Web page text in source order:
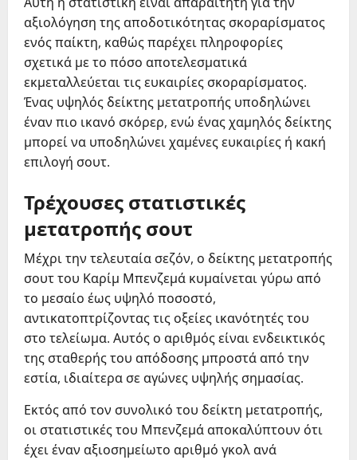
αξιολόγηση της αποδοτικότητας σκοραρίσματος
ενός παίκτη, καθώς παρέχει πληροφορίες
σχετικά με το πόσο αποτελεσματικά
εκμεταλλεύεται τις ευκαιρίες σκοραρίσματος.
Ένας υψηλός δείκτης μετατροπής υποδηλώνει
έναν πιο ικανό σκόρερ, ενώ ένας χαμηλός δείκτης
μπορεί να υποδηλώνει χαμένες ευκαιρίες ή κακή
επιλογή σουτ.
Τρέχουσες στατιστικές
μετατροπής σουτ
Μέχρι την τελευταία σεζόν, ο δείκτης μετατροπής
σουτ του Καρίμ Μπενζεμά κυμαίνεται γύρω από
το μεσαίο έως υψηλό ποσοστό,
αντικατοπτρίζοντας τις οξείες ικανότητές του
στο τελείωμα. Αυτός ο αριθμός είναι ενδεικτικός
της σταθερής του απόδοσης μπροστά από την
εστία, ιδιαίτερα σε αγώνες υψηλής σημασίας.
Εκτός από τον συνολικό του δείκτη μετατροπής,
οι στατιστικές του Μπενζεμά αποκαλύπτουν ότι
έχει έναν αξιοσημείωτο αριθμό γκολ ανά